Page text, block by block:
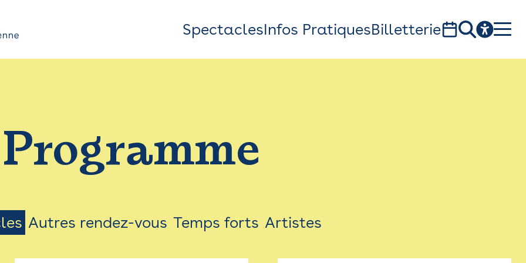
Top
Bar
Menu
SpectaclesInfos PratiquesBilletterie
1, av. du Chateau d'eau - 31300 Toulouse
Programme
Autres rendez-vous Temps forts Artistes